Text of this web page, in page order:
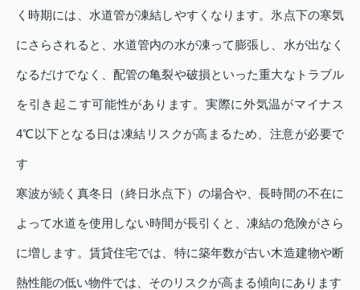
く時期には、水道管が凍結しやすくなります。氷点下の寒気
にさらされると、水道管内の水が凍って膨張し、水が出なく
なるだけでなく、配管の亀裂や破損といった重大なトラブル
を引き起こす可能性があります。実際に外気温がマイナス
4℃以下となる日は凍結リスクが高まるため、注意が必要で
す
寒波が続く真冬日（終日氷点下）の場合や、長時間の不在に
よって水道を使用しない時間が長引くと、凍結の危険がさら
に増します。賃貸住宅では、特に築年数が古い木造建物や断
熱性能の低い物件では、そのリスクが高まる傾向にあります